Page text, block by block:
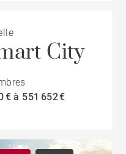
City
€ à 551 652 €